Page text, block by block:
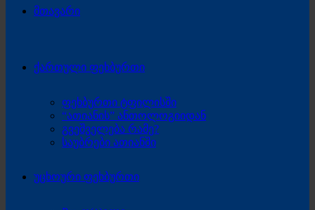
მთავარი
ქართული ფეხბურთი
ფეხბურთი ტფილისში
“ათიანის” ანთოლოგიიდან
გვეშველება რამე?
საუბრები ათიანში
უცხოური ფეხბურთი